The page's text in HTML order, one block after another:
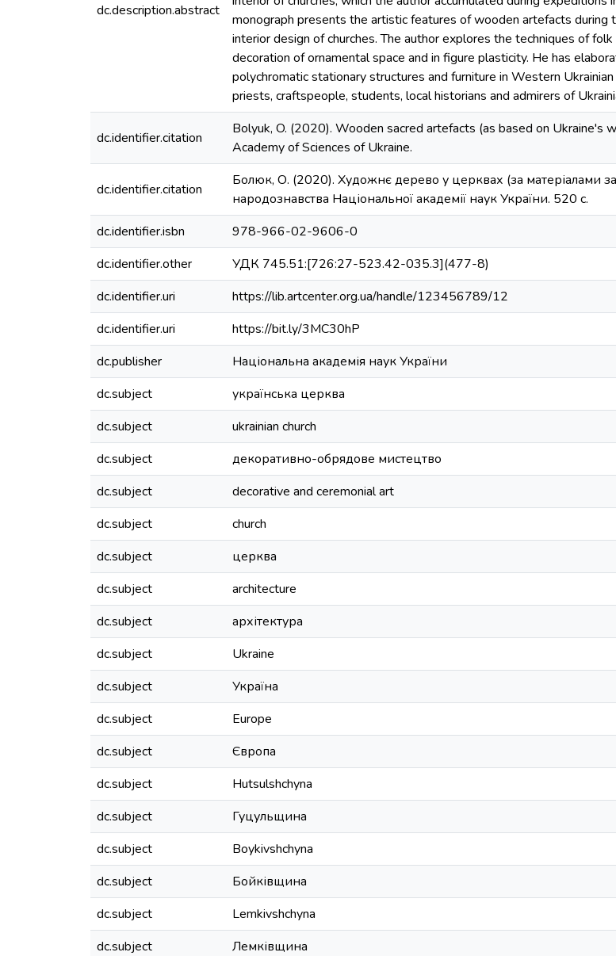
dc.description.abstract
monograph presents the artistic features of wooden artefacts
interior design of churches. The author explores the techniques of
decoration of ornamental space and in figure plasticity. He has
polychromatic stationary structures and furniture in Western
priests, craftspeople, students, local historians and admirers of
dc.identifier.citation
Bolyuk, O. (2020). Wooden sacred artefacts (as based on
Academy of Sciences of Ukraine.
dc.identifier.citation
Болюк, О. (2020). Художнє дерево у церквах (за матеріалами
народознавства Національної академії наук України. 520 с.
dc.identifier.isbn
978-966-02-9606-0
dc.identifier.other
УДК 745.51:[726:27-523.42-035.3](477-8)
dc.identifier.uri
https://lib.artcenter.org.ua/handle/123456789/12
dc.identifier.uri
https://bit.ly/3MC30hP
dc.publisher
Національна академія наук України
dc.subject
українська церква
dc.subject
ukrainian church
dc.subject
декоративно-обрядове мистецтво
dc.subject
decorative and ceremonial art
dc.subject
church
dc.subject
церква
dc.subject
architecture
dc.subject
архітектура
dc.subject
Ukraine
dc.subject
Україна
dc.subject
Europe
dc.subject
Європа
dc.subject
Hutsulshchyna
dc.subject
Гуцульщина
dc.subject
Boykivshchyna
dc.subject
Бойківщина
dc.subject
Lemkivshchyna
dc.subject
Лемківщина